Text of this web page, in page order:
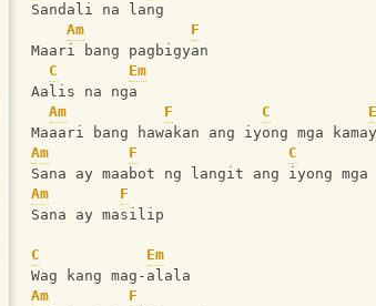
Sandali na lang
Am
F
Maari bang pagbigyan
C
Em
Aalis na nga
Am
F C
Maaari bang hawakan ang iyong mga kamay
Am
F C
Sana ay maabot ng langit ang iyong
Am
F
Sana ay masilip
C
Em
Wag kang mag-alala
Am
F